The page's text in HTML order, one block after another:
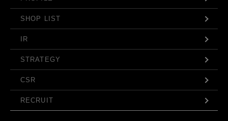
SHOP LIST
IR
STRATEGY
CSR
RECRUIT